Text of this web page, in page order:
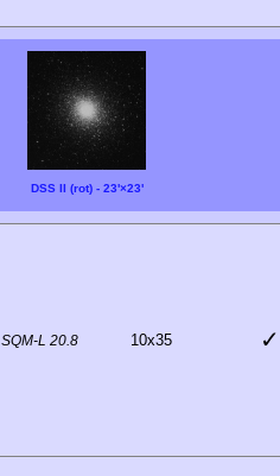
DSS II (rot) - 23'×23'
SQM-L 20.8 10x35 ✓